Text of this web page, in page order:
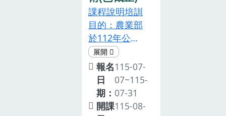
林區佳園路三
段 253 號）。
七、培訓對
象：有志從事
食農教育宣導
工作的農會推
廣人員、學校
老師、農友及
(※需填寫食農
教育專業人員
證號及起訖日
期)。注意事項
本次培訓預計
錄取 60人，
若報名人數過
多，將提早結
課程說明培訓
目的：農業部
於112年公告
「食農教育專
業人員資格及
培訓辦法」，
規定食農教育
專業人員須在
報名
日
期：
115-07-
07~115-
07-31
開課115-08-